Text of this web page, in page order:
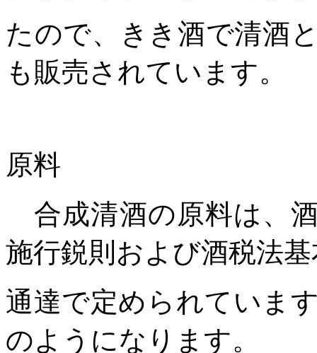
たので、きき酒で清酒
も販売されています。
原料
合成清酒の原料は、
施行鋭則および酒税法
通達で定められていま
のようになります。